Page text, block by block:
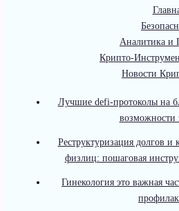
Аналитика и
Крипто-
Новости
Лучшие defi-протоколы на
возможности
Реструктуризация долгов и
физлиц: пошаговая
Гинекология это важная